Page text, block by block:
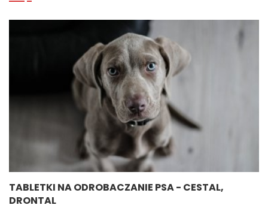
TABLETKI NA ODROBACZANIE PSA - CESTAL,
DRONTAL